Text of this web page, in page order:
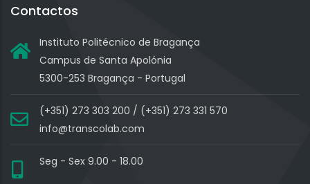
Contactos
Instituto Politécnico de Bragança
Campus de Santa Apolónia
5300-253 Bragança - Portugal
(+351) 273 303 200 / (+351) 273 331 570
info@transcolab.com
Seg - Sex 9.00 - 18.00